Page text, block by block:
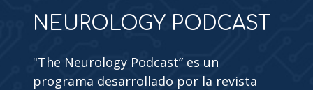
NEUROLOGY PODCAST
"The Neurology Podcast” es un
programa desarrollado por la revista